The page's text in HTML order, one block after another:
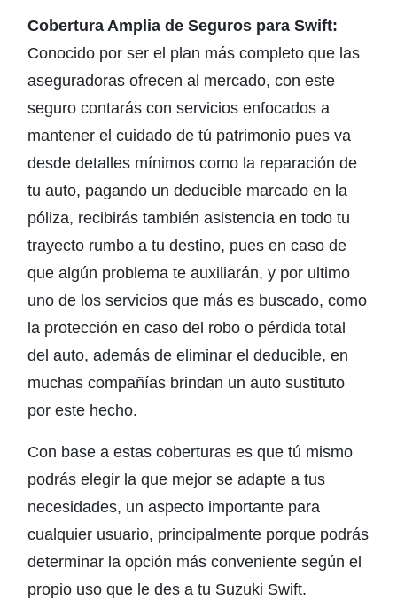
Cobertura Amplia de Seguros para Swift:
Conocido por ser el plan más completo que las
aseguradoras ofrecen al mercado, con este
seguro contarás con servicios enfocados a
mantener el cuidado de tú patrimonio pues va
desde detalles mínimos como la reparación de
tu auto, pagando un deducible marcado en la
póliza, recibirás también asistencia en todo tu
trayecto rumbo a tu destino, pues en caso de
que algún problema te auxiliarán, y por ultimo
uno de los servicios que más es buscado, como
la protección en caso del robo o pérdida total
del auto, además de eliminar el deducible, en
muchas compañías brindan un auto sustituto
por este hecho.
Con base a estas coberturas es que tú mismo
podrás elegir la que mejor se adapte a tus
necesidades, un aspecto importante para
cualquier usuario, principalmente porque podrás
determinar la opción más conveniente según el
propio uso que le des a tu Suzuki Swift.